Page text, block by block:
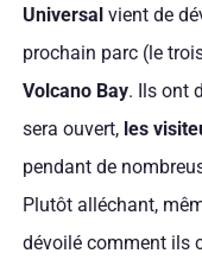
Universalvient de
prochain parc (le
Volcano Bay. Ils ont
sera ouvert, les
pendant de
Plutôt alléchant,
dévoilé comment ils